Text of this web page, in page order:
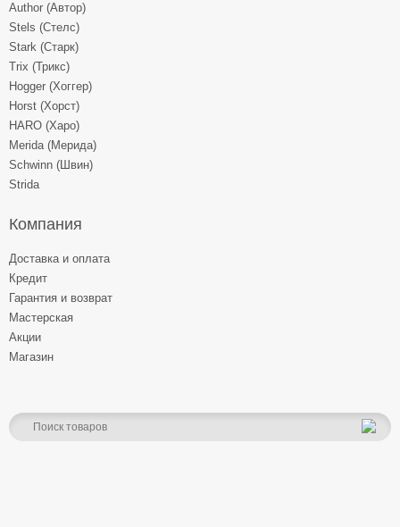
Author (Автор)
Stels (Стелс)
Stark (Старк)
Trix (Трикс)
Hogger (Хоггер)
Horst (Хорст)
HARO (Харо)
Merida (Мерида)
Schwinn (Швин)
Strida
Компания
Доставка и оплата
Кредит
Гарантия и возврат
Мастерская
Акции
Магазин